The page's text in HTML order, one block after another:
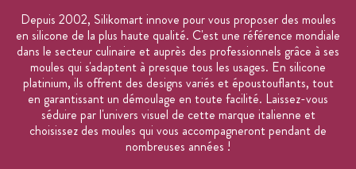
Depuis 2002, Silikomart innove pour vous proposer des moules
en silicone de la plus haute qualité. C'est une référence mondiale
dans le secteur culinaire et auprès des professionnels grâce à ses
moules qui s'adaptent à presque tous les usages. En silicone
platinium, ils offrent des designs variés et époustouflants, tout
en garantissant un démoulage en toute facilité. Laissez-vous
séduire par l'univers visuel de cette marque italienne et
choisissez des moules qui vous accompagneront pendant de
nombreuses années !